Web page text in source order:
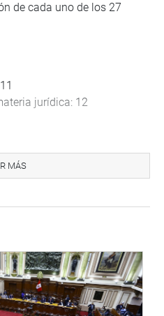
de cada uno de los 27
jurídica: 12
Nieto
jurídica: 20
MÁS